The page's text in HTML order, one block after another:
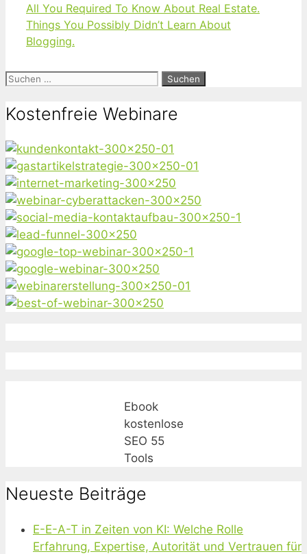
All You Required To Know About Real Estate.
Things You Possibly Didn’t Learn About
Blogging.
Suchen
Kostenfreie Webinare
Ebook
kostenlose
SEO 55
Tools
Neueste Beiträge
E-E-A-T in Zeiten von KI: Welche Rolle
Erfahrung, Expertise, Autorität und Vertrauen für